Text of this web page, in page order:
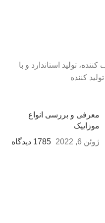
تولید استاندارد و با
کننده
معرفی و بررسی انواع
موزاییک
ژوئن 6, 2022
1785 دیدگاه